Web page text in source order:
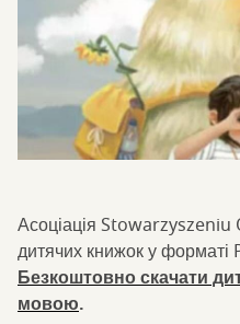
Асоціація
дитячих книжок у форматі
Безкоштовно скачати
мовою.